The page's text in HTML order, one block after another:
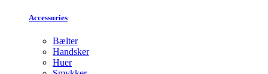
Accessories
Bælter
Handsker
Huer